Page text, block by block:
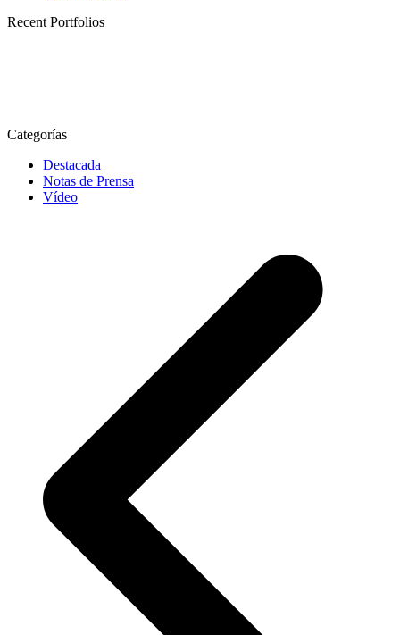
Recent Portfolios
Categorías
Destacada
Notas de Prensa
Vídeo